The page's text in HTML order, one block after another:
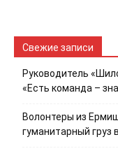
Свежие записи
Руководитель
«Есть команда –
Волонтеры из
гуманитарный груз